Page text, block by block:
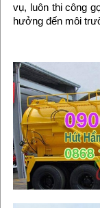
vụ, luôn thi công
hưởng đến môi